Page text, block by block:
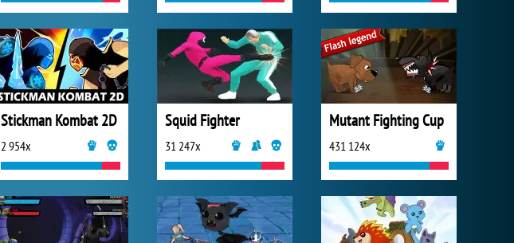
Stickman Kombat 2D
2 954x
Squid Fighter
31 247x
Mutant Fighting Cup
431 124x